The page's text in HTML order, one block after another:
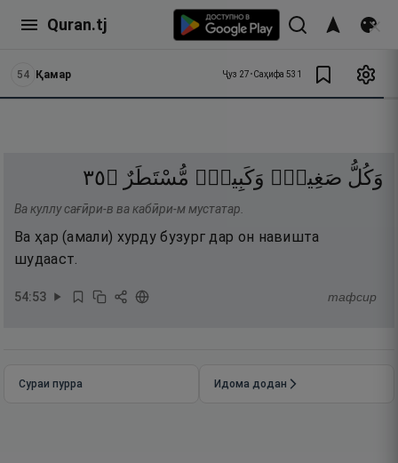
Quran.tj
54 Қамар Ҷуз 27•Саҳифа 531
وَكُلُّ صَغِيرٍۢ وَكَبِيرٍۢ مُّسْتَطَرٌ ۝٥٣
Ва куллу сағӣри-в ва кабӣри-м мустатар.
Ва ҳар (амали) хурду бузург дар он навишта
шудааст.
54:53 тафсир
Сураи пурра Идома додан